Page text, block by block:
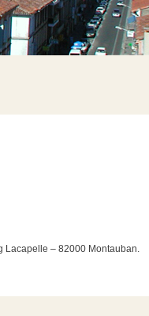
Lacapelle – 82000 Montauban.